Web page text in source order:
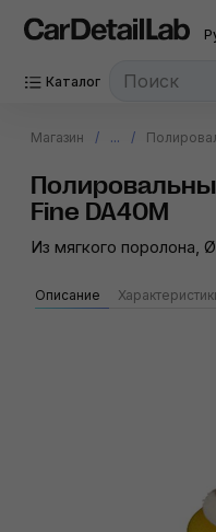
Каталог
Магазин ...
Fine DA40M
Из мягкого поролона,
Описание